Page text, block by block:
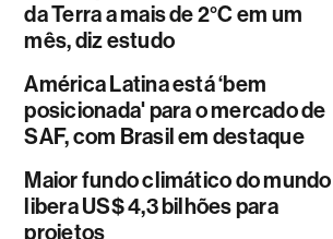
da Terra a mais de 2°C em um
mês, diz estudo
América Latina está ‘bem
posicionada' para o mercado de
SAF, com Brasil em destaque
Maior fundo climático do mundo
libera US$ 4,3 bilhões para
projetos